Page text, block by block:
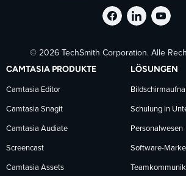
auf
folgen
auf
folgen
auf
© 2026 TechSmith Corporation. Alle
CAMTASIA PRODUKTE
Camtasia Editor
Camtasia Snagit
Camtasia Audiate
Screencast
Camtasia Assets
LÖSUNGEN
Schulung in
Personalwesen
Software-